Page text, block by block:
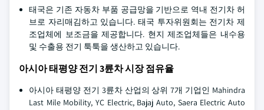
태국은 기존 자동차 부품 공급망을 기반으로 역내 전기차 허
브로 자리매김하고 있습니다. 태국 투자위원회는 전기차 제
조업체에 보조금을 제공합니다. 현지 제조업체들은 내수용
및 수출용 전기 툭툭을 생산하고 있습니다.
아시아 태평양 전기 3륜차 시장 점유율
아시아 태평양 전기 3륜차 산업의 상위 7개 기업인 Mahindra
Last Mile Mobility, YC Electric, Bajaj Auto, Saera Electric Auto